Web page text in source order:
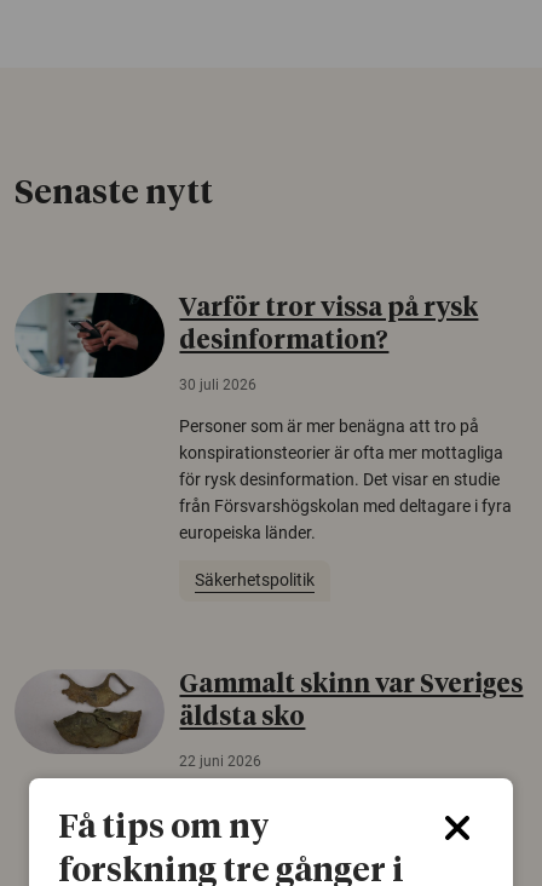
Senaste nytt
Varför tror vissa på rysk
desinformation?
30 juli 2026
Personer som är mer benägna att tro på
konspirationsteorier är ofta mer mottagliga
för rysk desinformation. Det visar en studie
från Försvarshögskolan med deltagare i fyra
europeiska länder.
Säkerhetspolitik
Gammalt skinn var Sveriges
äldsta sko
22 juni 2026
björnfäll visar sig vara delar av en 2000 år
gammal sko. Fyndet bär spår av romerskt
skomode och beskrivs som mycket ovanligt i
Få tips om ny
forskning tre gånger i